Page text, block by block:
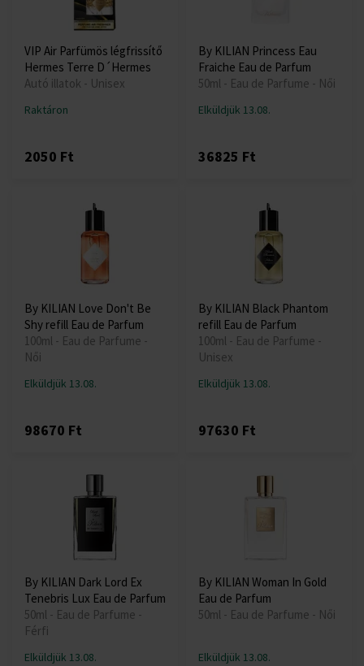
VIP Air Parfümös légfrissítő
Hermes Terre D´Hermes
Autó illatok - Unisex
Raktáron
2050 Ft
By KILIAN Princess Eau
Fraiche Eau de Parfum
50ml - Eau de Parfume - Női
Elküldjük 13.08.
36825 Ft
By KILIAN Love Don't Be
Shy refill Eau de Parfum
100ml - Eau de Parfume -
Női
Elküldjük 13.08.
98670 Ft
By KILIAN Black Phantom
refill Eau de Parfum
100ml - Eau de Parfume -
Unisex
Elküldjük 13.08.
97630 Ft
By KILIAN Dark Lord Ex
Tenebris Lux Eau de Parfum
50ml - Eau de Parfume -
Férfi
Elküldjük 13.08.
By KILIAN Woman In Gold
Eau de Parfum
50ml - Eau de Parfume - Női
Elküldjük 13.08.